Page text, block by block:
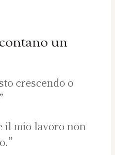
un
crescendo o
il mio lavoro non